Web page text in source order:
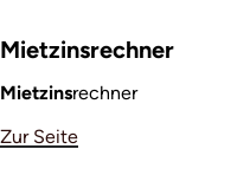
Mietzinsrechner
Mietzinsrechner
Zur Seite